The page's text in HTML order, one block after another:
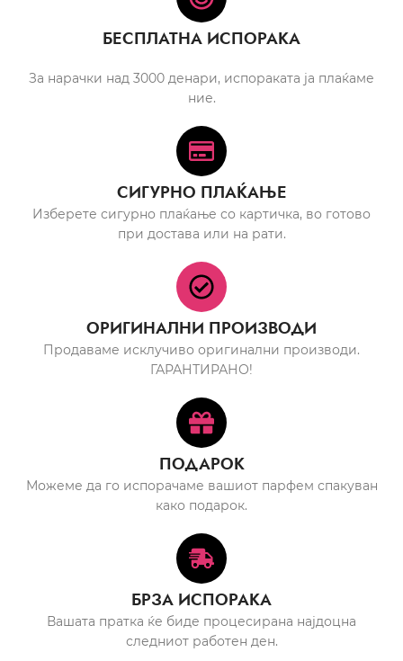
БЕСПЛАТНА ИСПОРАКА
За нарачки над 3000 денари, испораката ја плаќаме
ние.
СИГУРНО ПЛАЌАЊЕ
Изберете сигурно плаќање со картичка, во готово
при достава или на рати.
ОРИГИНАЛНИ ПРОИЗВОДИ
Продаваме исклучиво оригинални производи.
ГАРАНТИРАНО!
ПОДАРОК
Можеме да го испорачаме вашиот парфем спакуван
како подарок.
БРЗА ИСПОРАКА
Вашата пратка ќе биде процесирана најдоцна
следниот работен ден.